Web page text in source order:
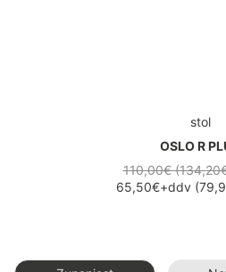
stol
OSLO R
110,00€
65,50€+ddv (